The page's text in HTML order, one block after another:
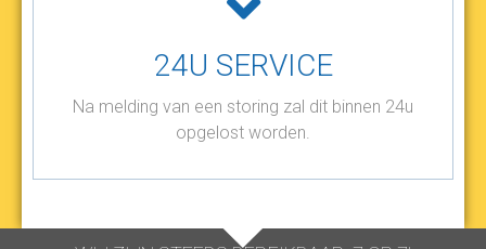
24U SERVICE
Na melding van een storing zal dit binnen 24u
opgelost worden.